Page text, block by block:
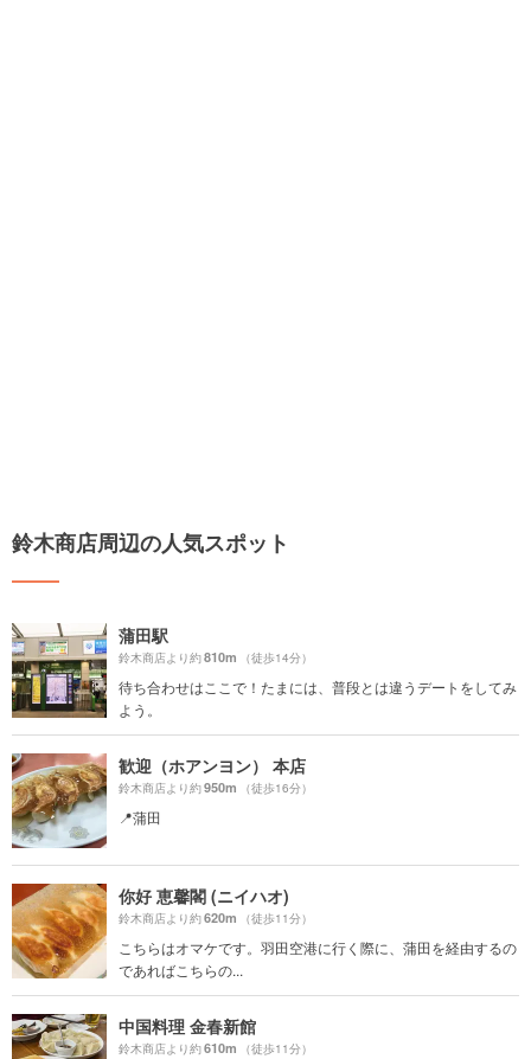
鈴木商店周辺の人気スポット
蒲田駅
鈴木商店より約810m （徒歩14分）
待ち合わせはここで！たまには、普段とは違うデートをしてみ
よう。
歓迎（ホアンヨン） 本店
鈴木商店より約950m （徒歩16分）
📍蒲田
你好 恵馨閣 (ニイハオ)
鈴木商店より約620m （徒歩11分）
こちらはオマケです。羽田空港に行く際に、蒲田を経由するの
であればこちらの...
中国料理 金春新館
鈴木商店より約610m （徒歩11分）